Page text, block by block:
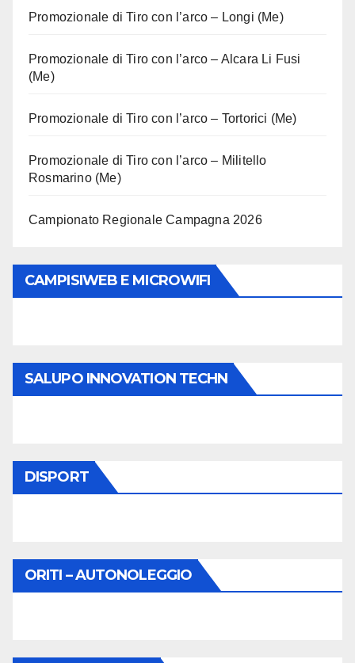
Promozionale di Tiro con l’arco – Longi (Me)
Promozionale di Tiro con l’arco – Alcara Li Fusi
(Me)
Promozionale di Tiro con l’arco – Tortorici (Me)
Promozionale di Tiro con l’arco – Militello
Rosmarino (Me)
Campionato Regionale Campagna 2026
CAMPISIWEB E MICROWIFI
SALUPO INNOVATION TECHN
DISPORT
ORITI – AUTONOLEGGIO